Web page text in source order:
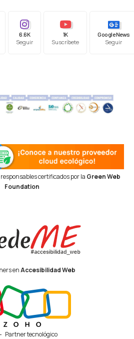
6.6K
Seguir
1K
Suscríbete
Google News
Seguir
certificados por la Green Web
Foundation
enAccesibilidad Web
Partner tecnológico